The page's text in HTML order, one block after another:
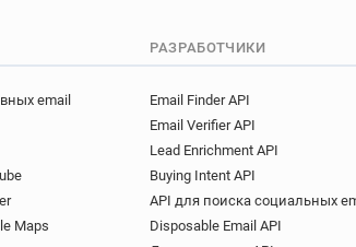
email
Maps
РАЗРАБОТЧИКИ
Email Finder API
Email Verifier API
Lead Enrichment API
Buying Intent API
API для поиска социальных
Disposable Email API